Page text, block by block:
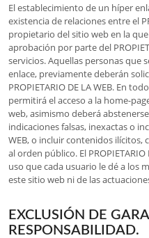
El establecimiento de un híper
existencia de relaciones entre el
propietario del sitio web en la
aprobación por parte del
servicios. Aquellas personas que
enlace, previamente deberán
PROPIETARIO DE LA WEB. En
permitirá el acceso a la home-
web, asimismo deberá
indicaciones falsas, inexactas o
WEB, o incluir contenidos ilícitos,
al orden público. El
uso que cada usuario le dé a los
este sitio web ni de las
EXCLUSIÓN DE
RESPONSABILIDAD.